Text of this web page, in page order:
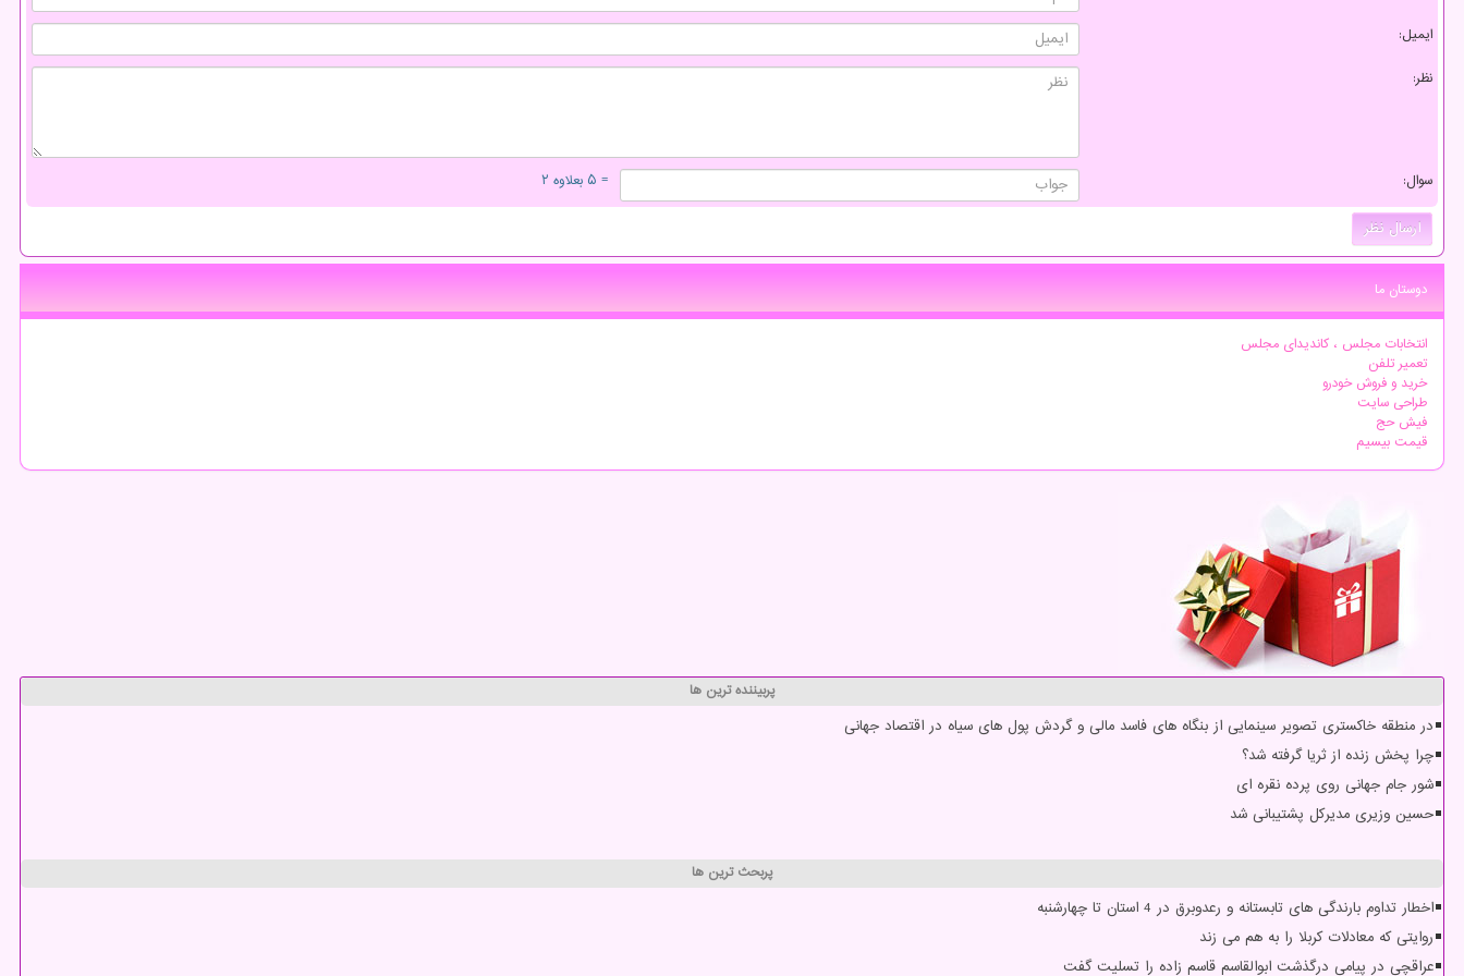
ایمیل:
نظر:
سوال: = ۵ بعلاوه ۲
دوستان ما
انتخابات مجلس ، کاندیدای مجلس
تعمیر تلفن
خرید و فروش خودرو
طراحی سایت
فیش حج
قیمت بیسیم
پربیننده ترین ها
در منطقه خاکستری تصویر سینمایی از بنگاه های فاسد مالی و گردش پول های سیاه در اقتصاد جهانی
چرا پخش زنده از ثریا گرفته شد؟
شور جام جهانی روی پرده نقره ای
حسین وزیری مدیرکل پشتیبانی شد
پربحث ترین ها
اخطار تداوم بارندگی های تابستانه و رعدوبرق در 4 استان تا چهارشنبه
روایتی که معادلات کربلا را به هم می زند
عراقچی در پیامی درگذشت ابوالقاسم قاسم زاده را تسلیت گفت